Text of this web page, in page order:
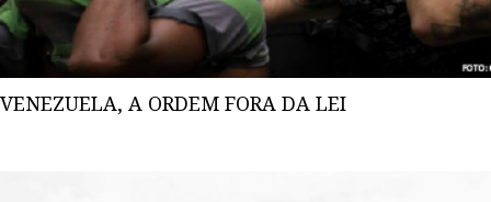
VENEZUELA, A ORDEM FORA DA LEI